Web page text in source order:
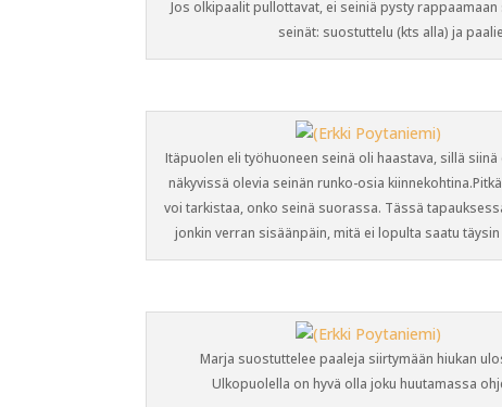
Jos olkipaalit pullottavat, ei seiniä pysty
seinät: suostuttelu (kts alla) ja
Itäpuolen eli työhuoneen seinä oli haastava, sillä siinä
näkyvissä olevia seinän runko-osia
voi tarkistaa, onko seinä suorassa. Tässä
jonkin verran sisäänpäin, mitä ei lopulta saatu
Marja suostuttelee paaleja siirtymään hiukan
Ulkopuolella on hyvä olla joku huutamassa